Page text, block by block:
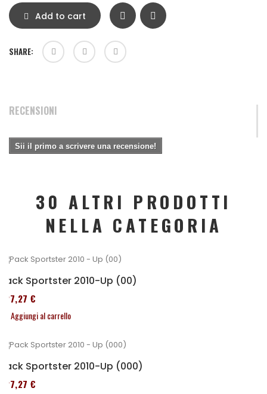
Add to cart
SHARE:
RECENSIONI
Sii il primo a scrivere una recensione!
30 ALTRI PRODOTTI
NELLA CATEGORIA
Pack Sportster 2010-Up (00)
227,27 €
Aggiungi al carrello
Pack Sportster 2010-Up (000)
227,27 €